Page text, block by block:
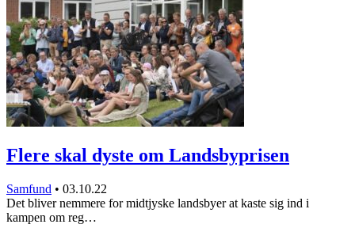
Flere skal dyste om Landsbyprisen
Samfund • 03.10.22
Det bliver nemmere for midtjyske landsbyer at kaste sig ind i
kampen om reg…